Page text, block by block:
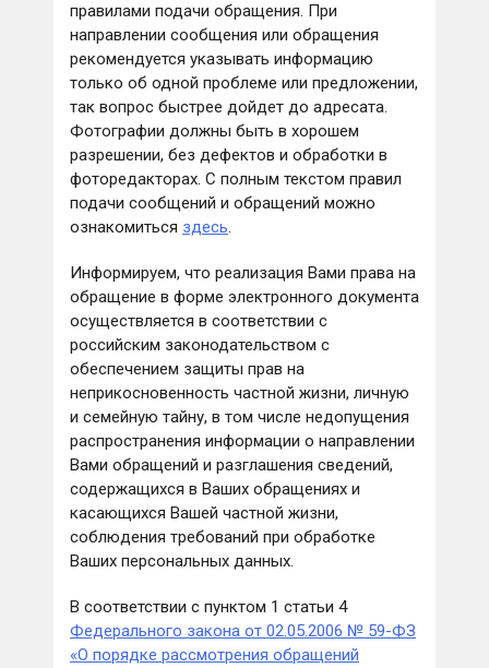
правилами подачи обращения. При
направлении сообщения или обращения
рекомендуется указывать информацию
только об одной проблеме или предложении,
так вопрос быстрее дойдет до адресата.
Фотографии должны быть в хорошем
разрешении, без дефектов и обработки в
фоторедакторах. С полным текстом правил
подачи сообщений и обращений можно
ознакомиться здесь.
Информируем, что реализация Вами права на
обращение в форме электронного документа
осуществляется в соответствии с
российским законодательством с
обеспечением защиты прав на
неприкосновенность частной жизни, личную
и семейную тайну, в том числе недопущения
распространения информации о направлении
Вами обращений и разглашения сведений,
содержащихся в Ваших обращениях и
касающихся Вашей частной жизни,
соблюдения требований при обработке
Ваших персональных данных.
В соответствии с пунктом 1 статьи 4
Федерального закона от 02.05.2006 № 59-ФЗ
«О порядке рассмотрения обращений